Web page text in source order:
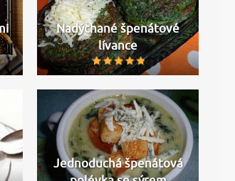
Nadýchané špenátové
lívance
Jednoduchá špenátová